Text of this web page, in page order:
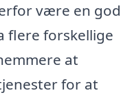
være en god
flere forskellige
at
for at